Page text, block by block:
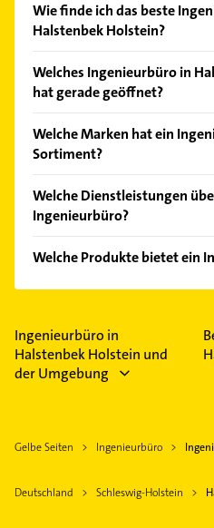
Wie finde ich das beste
Halstenbek Holstein?
Kundenmeinungen und
Empfehlungen. Die
Welches Ingenieurbüro in
hat gerade geöffnet?
Bitte beachten Sie, dass diese
Feiertagen abweichen können.
Welche Marken hat ein
Sortiment?
Welche Dienstleistungen
Ingenieurbüro?
Bauüberwachung,
Dokumentation und
Welche Produkte bietet ein
Das Angebot umfasst unter
Fundamente und
Ingenieurbüro in
Halstenbek Holstein und
der Umgebung
Gelbe Seiten Ingenieurbüro
Deutschland Schleswig-Holstein